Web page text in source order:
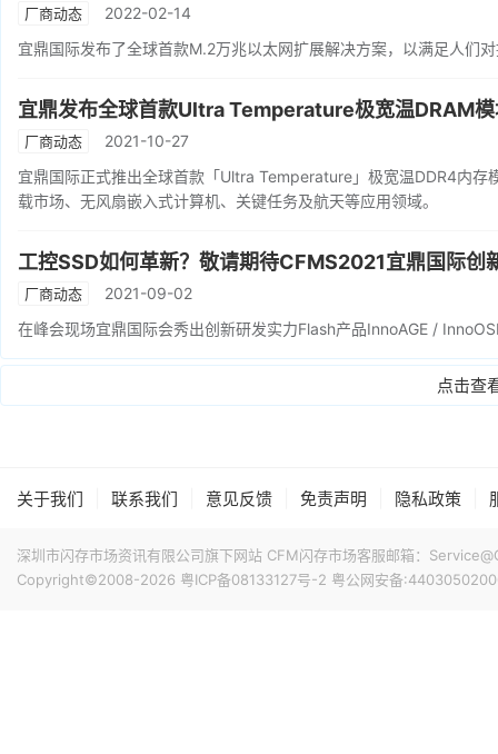
厂商动态
2022-02-14
宜鼎国际发布了全球首款M.2万兆以太网扩展解决方案，以满足人们
宜鼎发布全球首款Ultra Temperature极宽温DRAM
厂商动态
2021-10-27
宜鼎国际正式推出全球首款「Ultra Temperature」极宽温DDR4内
载市场、无风扇嵌入式计算机、关键任务及航天等应用领域。
工控SSD如何革新？敬请期待CFMS2021宜鼎国际创
厂商动态
2021-09-02
在峰会现场宜鼎国际会秀出创新研发实力Flash产品InnoAGE /
点击查
关于我们 联系我们 意见反馈 免责声明 隐私政策
深圳市闪存市场资讯有限公司旗下网站 CFM闪存市场客服邮箱：
Copyright©2008-2026 粤ICP备08133127号-2 粤公网安备